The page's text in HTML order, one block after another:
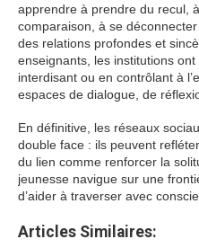
apprendre à prendre du recul,
comparaison, à se
des relations profondes et
enseignants, les institutions
interdisant ou en contrôlant à
espaces de dialogue, de
En définitive, les réseaux
double face : ils peuvent
du lien comme renforcer la
jeunesse navigue sur une
d’aider à traverser avec
Articles Similaires: